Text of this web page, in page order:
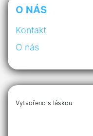
O NÁS
Kontakt
O nás
Vytvořeno s láskou